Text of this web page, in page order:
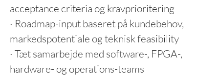
acceptance criteria og kravprioritering
· Roadmap-input baseret på kundebehov,
markedspotentiale og teknisk feasibility
· Tæt samarbejde med software-, FPGA-,
hardware- og operations-teams